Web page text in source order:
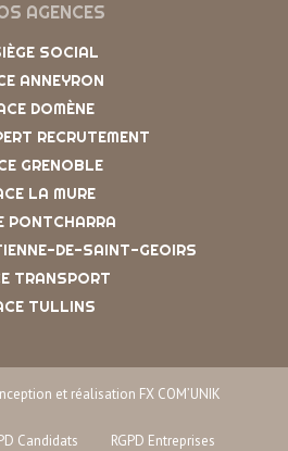
AGENCES
SOCIAL
ANNEYRON
DOMÈNE
RECRUTEMENT
GRENOBLE
LA MURE
PONTCHARRA
DE-SAINT-GEOIRS
TRANSPORT
TULLINS
et réalisation FX COM’UNIK
RGPD Entreprises
Candidats